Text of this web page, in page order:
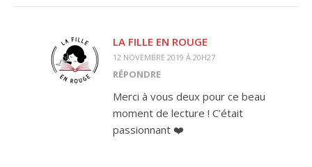
LA FILLE EN ROUGE
12 NOVEMBRE 2019 À 20H27
RÉPONDRE
Merci à vous deux pour ce beau
moment de lecture ! C’était
passionnant ❤️